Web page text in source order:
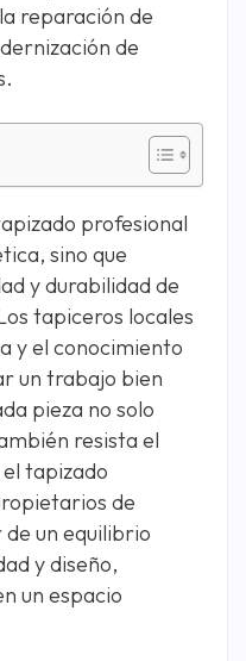
reparación de
de
profesional
sino que
y durabilidad de
tapiceros locales
y el conocimiento
un trabajo bien
pieza no solo
resista el
tapizado
de
un equilibrio
y diseño,
un espacio